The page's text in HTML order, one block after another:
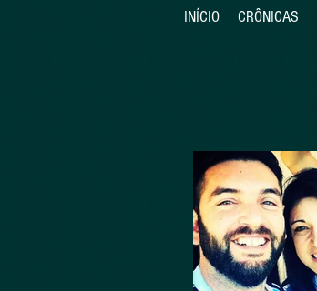
INÍCIO CRÔNICAS